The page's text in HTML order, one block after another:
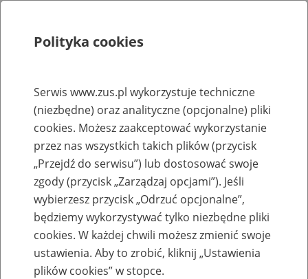
Rejestry, ewidencje i archiwa
Baza zlikwidowanych lub
przekształconych zakładów pracy
Nazwa zakładu pracy:
Polityka cookies
Serwis www.zus.pl wykorzystuje techniczne
(niezbędne) oraz analityczne (opcjonalne) pliki
cookies. Możesz zaakceptować wykorzystanie
przez nas wszystkich takich plików (przycisk
„Przejdź do serwisu”) lub dostosować swoje
zgody (przycisk „Zarządzaj opcjami”). Jeśli
wybierzesz przycisk „Odrzuć opcjonalne”,
będziemy wykorzystywać tylko niezbędne pliki
cookies. W każdej chwili możesz zmienić swoje
ustawienia. Aby to zrobić, kliknij „Ustawienia
plików cookies” w stopce.